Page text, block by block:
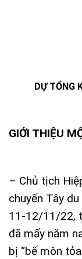
DỰ TỔNG
GIỚI THIỆU
– Chủ tịch
chuyến Tây du
11-12/11/22,
đã mấy năm
bị “bế môn